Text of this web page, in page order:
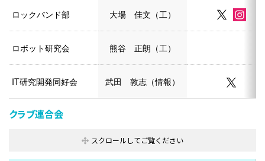
ロックバンド部 大場 佳文（工）
ロボット研究会 熊谷 正朗（工）
IT研究開発同好会 武田 敦志（情報）
クラブ連合会